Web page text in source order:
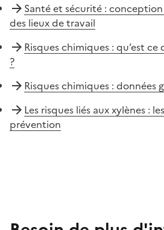
Santé et sécurité :
des lieux de travail
Risques chimiques : qu’est ce
?
Risques chimiques : données
Les risques liés aux xylènes :
prévention